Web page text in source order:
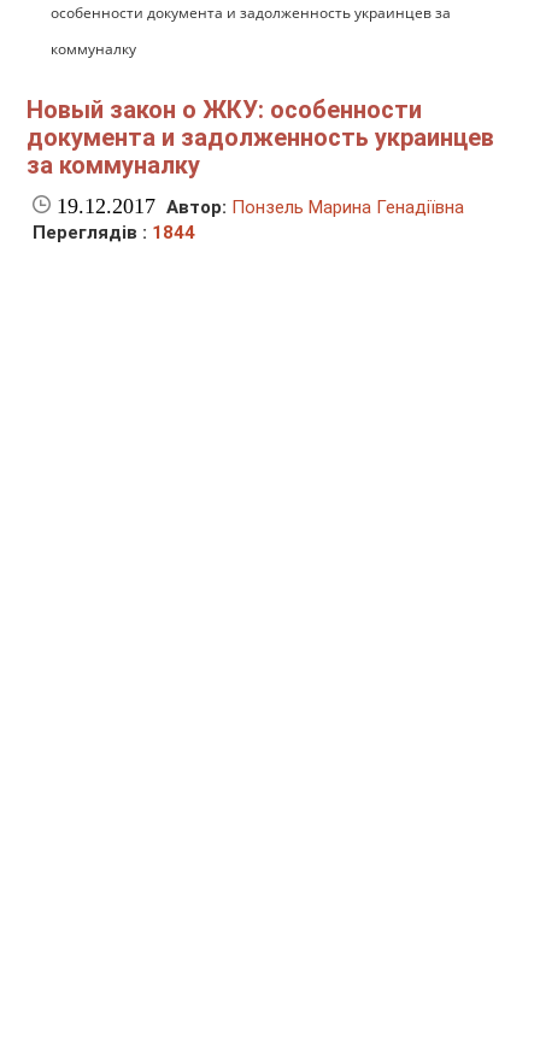
особенности документа и задолженность украинцев за
коммуналку
Новый закон о ЖКУ: особенности
документа и задолженность украинцев
за коммуналку
19.12.2017 Автор: Понзель Марина Генадіївна
Переглядів : 1844